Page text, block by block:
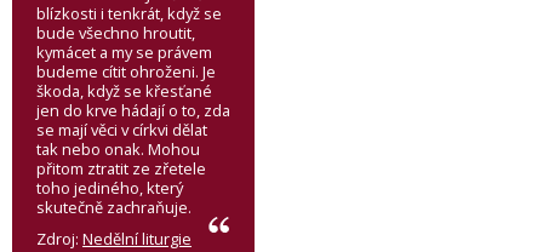
blízkosti i tenkrát, když se
bude všechno hroutit,
kymácet a my se právem
budeme cítit ohroženi. Je
škoda, když se křesťané
jen do krve hádají o to, zda
se mají věci v církvi dělat
tak nebo onak. Mohou
přitom ztratit ze zřetele
toho jediného, který
skutečně zachraňuje.
Zdroj: Nedělní liturgie